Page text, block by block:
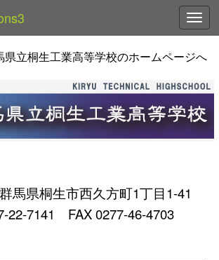
県立桐生工業高等学校のホームページへ
馬県桐生市西久方町1丁目1-41
22-7141 FAX 0277-46-4703